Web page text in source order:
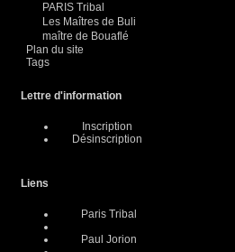
PARIS Tribal
Les Maîtres de Buli
maître de Bouaflé
Plan du site
Tags
Lettre d'information
Inscription
Désinscription
Liens
Paris Tribal
Paul Jorion